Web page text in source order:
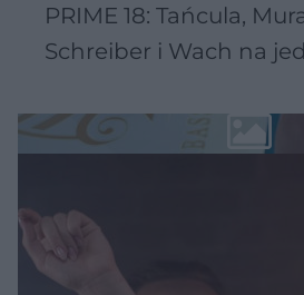
PRIME 18: Tańcula,
Schreiber i Wach na